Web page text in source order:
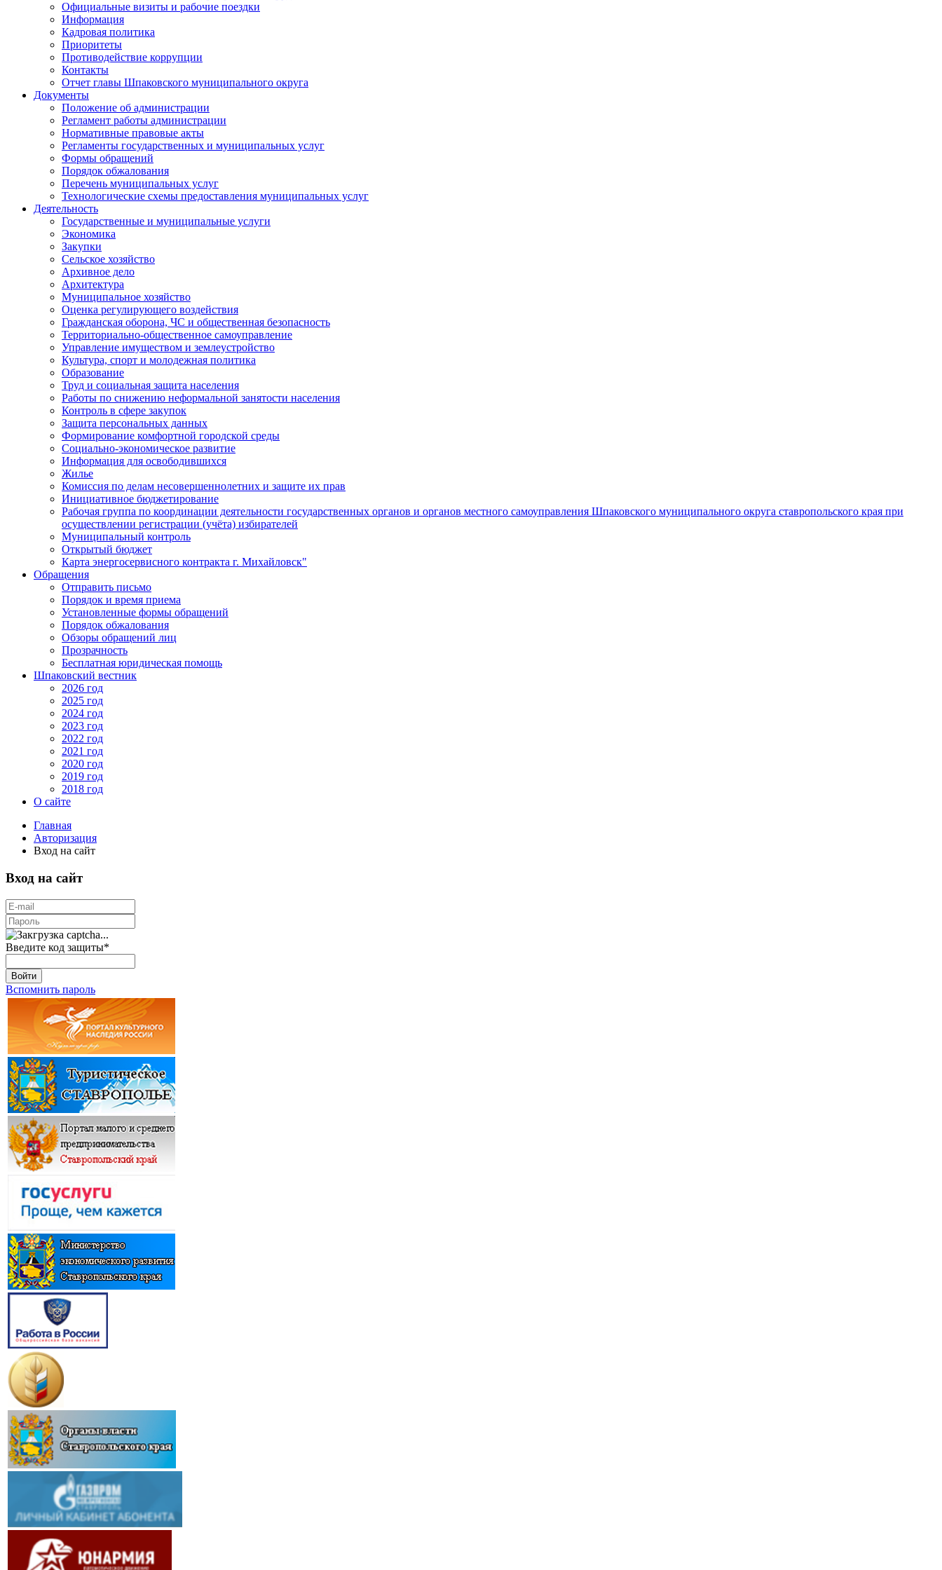
Официальные визиты и рабочие поездки
Информация
Кадровая политика
Приоритеты
Противодействие коррупции
Контакты
Отчет главы Шпаковского муниципального округа
Документы
Положение об администрации
Регламент работы администрации
Нормативные правовые акты
Регламенты государственных и муниципальных услуг
Формы обращений
Порядок обжалования
Перечень муниципальных услуг
Технологические схемы предоставления муниципальных услуг
Деятельность
Государственные и муниципальные услуги
Экономика
Закупки
Сельское хозяйство
Архивное дело
Архитектура
Муниципальное хозяйство
Оценка регулирующего воздействия
Гражданская оборона, ЧС и общественная безопасность
Территориально-общественное самоуправление
Управление имуществом и землеустройство
Культура, спорт и молодежная политика
Образование
Труд и социальная защита населения
Работы по снижению неформальной занятости населения
Контроль в сфере закупок
Защита персональных данных
Формирование комфортной городской среды
Социально-экономическое развитие
Информация для освободившихся
Жилье
Комиссия по делам несовершеннолетних и защите их прав
Инициативное бюджетирование
Рабочая группа по координации деятельности государственных органов и органов местного самоуправления Шпаковского муниципального округа ставропольского края при
осуществлении регистрации (учёта) избирателей
Муниципальный контроль
Открытый бюджет
Карта энергосервисного контракта г. Михайловск"
Обращения
Отправить письмо
Порядок и время приема
Установленные формы обращений
Порядок обжалования
Обзоры обращений лиц
Прозрачность
Бесплатная юридическая помощь
Шпаковский вестник
2026 год
2025 год
2024 год
2023 год
2022 год
2021 год
2020 год
2019 год
2018 год
О сайте
Главная
Авторизация
Вход на сайт
Вход на сайт
Введите код защиты*
Войти
Вспомнить пароль